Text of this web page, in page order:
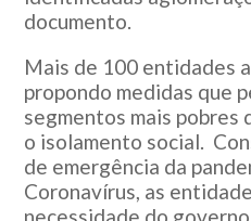
documento.
Mais de 100 entidades
propondo medidas que
segmentos mais
o isolamento social.
de emergência da
Coronavírus, as